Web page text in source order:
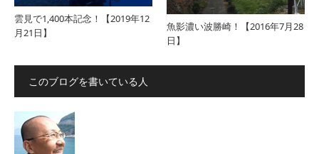
雲見で1,400本記念！【2019年12
月21日】
魚影濃い波勝崎！【2016年7月28
日】
このブログを書いている人